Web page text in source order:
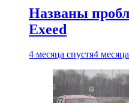
Названы
Exeed
4 месяца спустя4